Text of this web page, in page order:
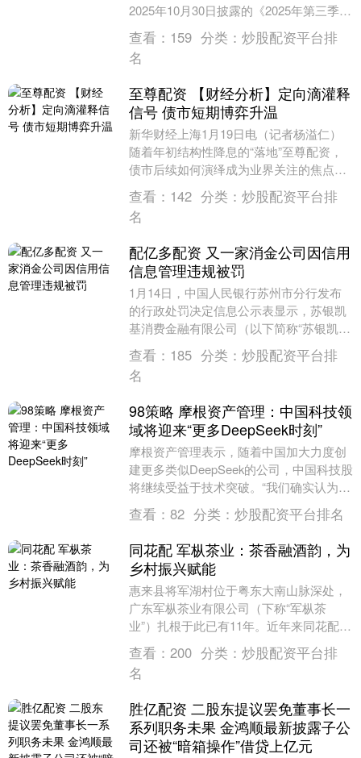
2025年10月30日披露的《2025年第三季度
报告》，截至2025年9月30日，公司....
查看： 159 分类： 炒股配资平台排
名
至尊配资 【财经分析】定向滴灌释
信号 债市短期博弈升温
新华财经上海1月19日电（记者杨溢仁）
随着年初结构性降息的“落地”至尊配资，
债市后续如何演绎成为业界关注的焦点。
业内人士认为，尽管来自资金面的支撑尚
存，但考虑....
查看： 142 分类： 炒股配资平台排
名
配亿多配资 又一家消金公司因信用
信息管理违规被罚
1月14日，中国人民银行苏州市分行发布
的行政处罚决定信息公示表显示，苏银凯
基消费金融有限公司（以下简称“苏银凯基
消金”）因违反信用信息采集、提供、查询
及相关管理....
查看： 185 分类： 炒股配资平台排
名
98策略 摩根资产管理：中国科技领
域将迎来“更多DeepSeek时刻”
摩根资产管理表示，随着中国加大力度创
建更多类似DeepSeek的公司，中国科技股
将继续受益于技术突破。“我们确实认为中
国在科技领域仍然有很多机会。”该公司的
全球....
查看： 82 分类： 炒股配资平台排名
同花配 军枞茶业：茶香融酒韵，为
乡村振兴赋能
惠来县将军湖村位于粤东大南山脉深处，
广东军枞茶业有限公司（下称“军枞茶
业”）扎根于此已有11年。近年来同花配，
该公司以单丛茶为核心，融合红色基因与
科技创新，走出....
查看： 200 分类： 炒股配资平台排
名
胜亿配资 二股东提议罢免董事长一
系列职务未果 金鸿顺最新披露子公
司还被“暗箱操作”借贷上亿元